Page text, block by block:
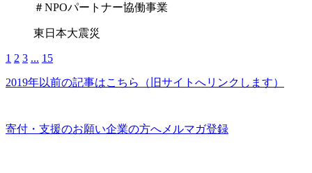
＃NPOパートナー協働事業
東日本大震災
1 2 3 ... 15
2019年以前の記事はこちら （旧サイトへリンクします）
寄付・支援のお願い企業の方へ メルマガ登録